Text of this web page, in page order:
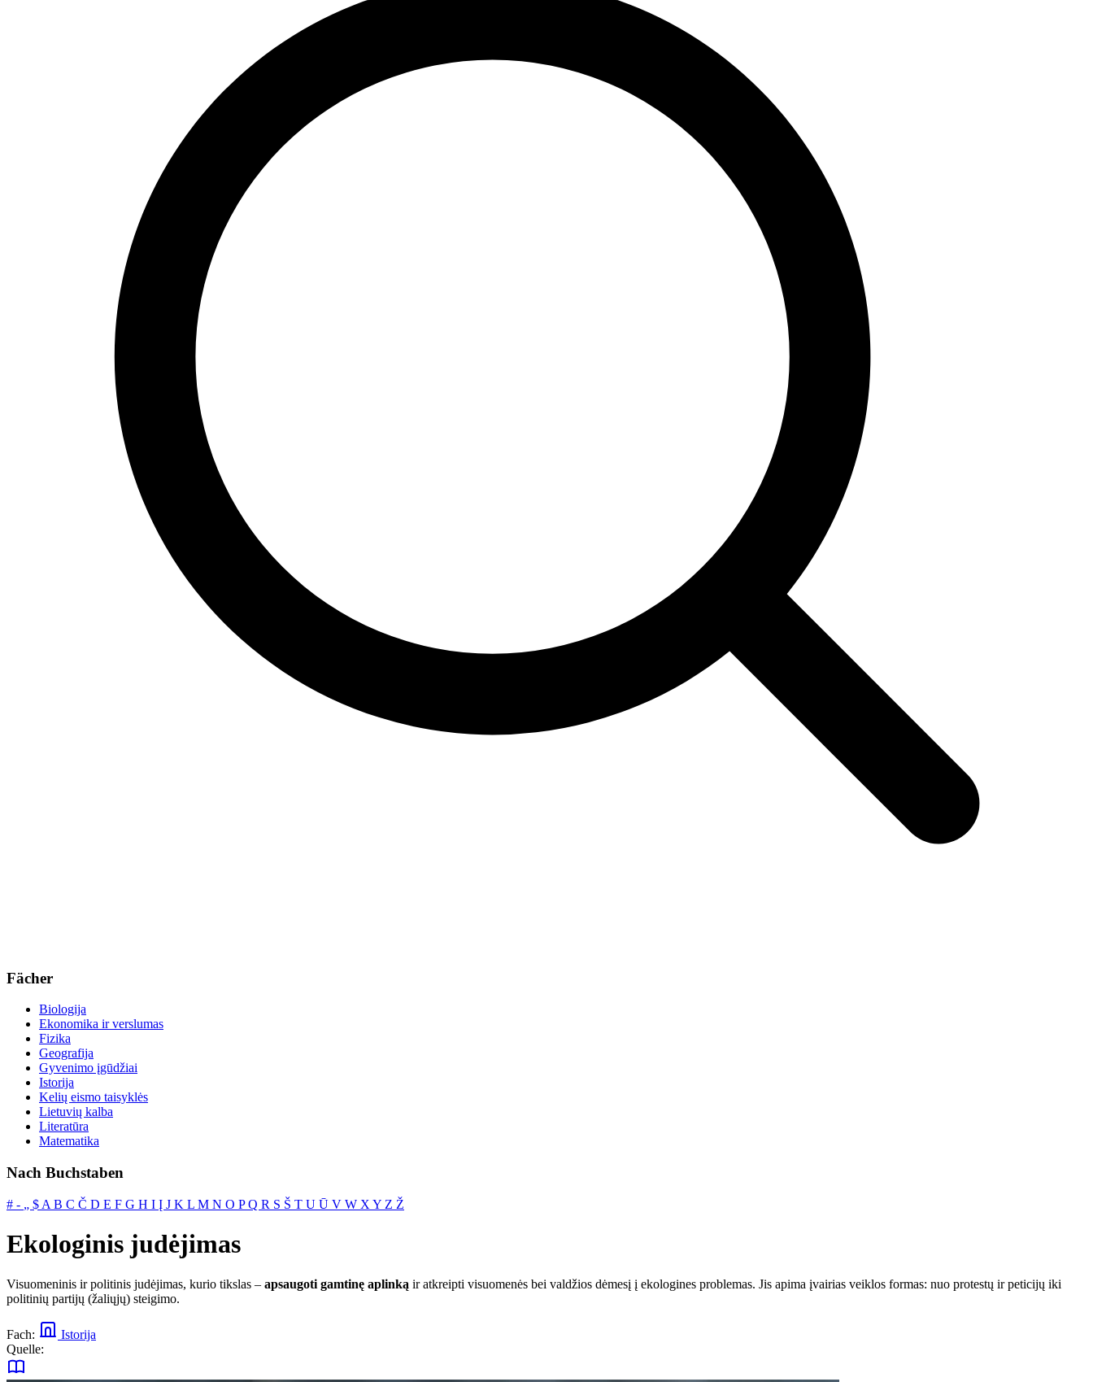
Fächer
Biologija
Ekonomika ir verslumas
Fizika
Geografija
Gyvenimo įgūdžiai
Istorija
Kelių eismo taisyklės
Lietuvių kalba
Literatūra
Matematika
Nach Buchstaben
# ‐ „ $ A B C Č D E F G H I Į J K L M N O PQ R S Š T U Ū V W X Y Z Ž
Ekologinis judėjimas
Visuomeninis ir politinis judėjimas, kurio tikslas – apsaugoti gamtinę aplinką ir atkreipti visuomenės bei valdžios dėmesį į ekologines problemas. Jis apima įvairias veiklos formas: nuo protestų ir peticijų iki
politinių partijų (žaliųjų) steigimo.
Fach:
Istorija
Quelle: